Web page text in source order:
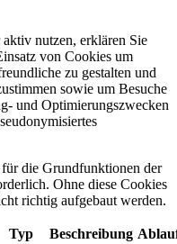
nutzen, erklären Sie
von Cookies um
zu gestalten und
sowie um Besuche
und Optimierungszwecken
die Grundfunktionen der
Ohne diese Cookies
richtig aufgebaut werden.
Typ Beschreibung